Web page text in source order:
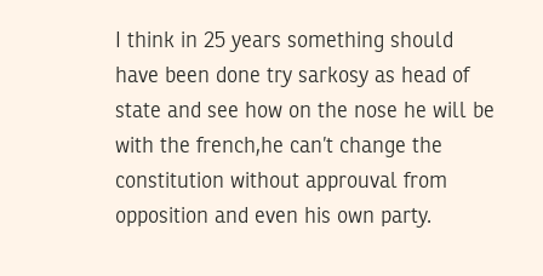
I think in 25 years something should
have been done try sarkosy as head of
state and see how on the nose he will be
with the french,he can’t change the
constitution without approuval from
opposition and even his own party.